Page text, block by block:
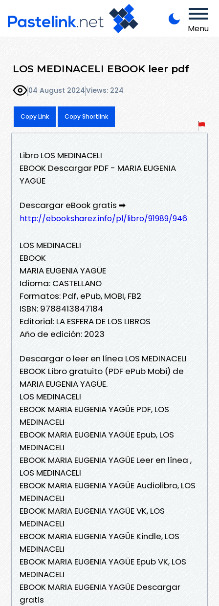
Menu
LOS MEDINACELI EBOOK leer pdf
04 August 2024Views: 224
Copy Link Copy Shortlink
Libro LOS MEDINACELI
EBOOK Descargar PDF - MARIA EUGENIA
YAGÜE
Descargar eBook gratis ➡
http://ebooksharez.info/pl/libro/91989/946
LOS MEDINACELI
EBOOK
MARIA EUGENIA YAGÜE
Idioma: CASTELLANO
Formatos: Pdf, ePub, MOBI, FB2
ISBN: 9788413847184
Editorial: LA ESFERA DE LOS LIBROS
Año de edición: 2023
Descargar o leer en línea LOS MEDINACELI
EBOOK Libro gratuito (PDF ePub Mobi) de
MARIA EUGENIA YAGÜE.
LOS MEDINACELI
EBOOK MARIA EUGENIA YAGÜE PDF, LOS
MEDINACELI
EBOOK MARIA EUGENIA YAGÜE Epub, LOS
MEDINACELI
EBOOK MARIA EUGENIA YAGÜE Leer en línea ,
LOS MEDINACELI
EBOOK MARIA EUGENIA YAGÜE Audiolibro, LOS
MEDINACELI
EBOOK MARIA EUGENIA YAGÜE VK, LOS
MEDINACELI
EBOOK MARIA EUGENIA YAGÜE Kindle, LOS
MEDINACELI
EBOOK MARIA EUGENIA YAGÜE Epub VK, LOS
MEDINACELI
EBOOK MARIA EUGENIA YAGÜE Descargar
gratis